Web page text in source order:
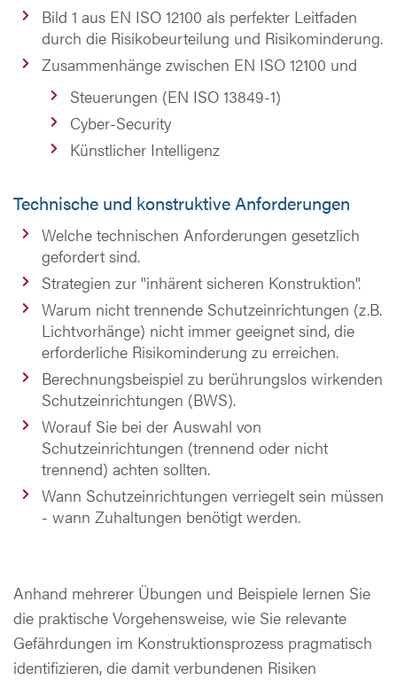
Bild 1 aus EN ISO 12100 als perfekter Leitfaden
durch die Risikobeurteilung und Risikominderung.
Zusammenhänge zwischen EN ISO 12100 und
Steuerungen (EN ISO 13849-1)
Cyber-Security
Künstlicher Intelligenz
Technische und konstruktive Anforderungen
Welche technischen Anforderungen gesetzlich
gefordert sind.
Strategien zur "inhärent sicheren Konstruktion".
Warum nicht trennende Schutzeinrichtungen (z.B.
Lichtvorhänge) nicht immer geeignet sind, die
erforderliche Risikominderung zu erreichen.
Berechnungsbeispiel zu berührungslos wirkenden
Schutzeinrichtungen (BWS).
Worauf Sie bei der Auswahl von
Schutzeinrichtungen (trennend oder nicht
trennend) achten sollten.
Wann Schutzeinrichtungen verriegelt sein müssen
- wann Zuhaltungen benötigt werden.
Anhand mehrerer Übungen und Beispiele lernen Sie
die praktische Vorgehensweise, wie Sie relevante
Gefährdungen im Konstruktionsprozess pragmatisch
identifizieren, die damit verbundenen Risiken